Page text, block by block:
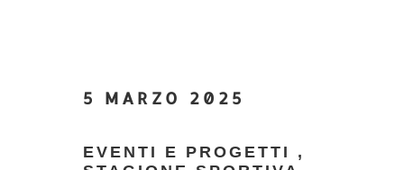
5 MARZO 2025
EVENTI E PROGETTI
,